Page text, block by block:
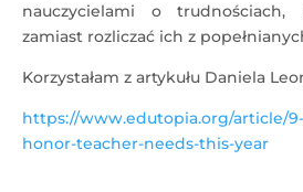
nauczycielami o
zamiast rozliczać ich z
Korzystałam z artykułu Daniela
https://www.edutopia.org/article/
honor-teacher-needs-this-year